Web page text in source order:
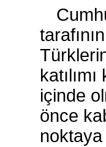
içinde
önce
noktaya